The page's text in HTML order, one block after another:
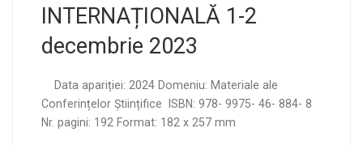
INTERNAȚIONALĂ 1-2
decembrie 2023
Data apariției: 2024 Domeniu: Materiale ale
Conferințelor Științifice ISBN: 978- 9975- 46- 884- 8
Nr. pagini: 192 Format: 182 x 257 mm